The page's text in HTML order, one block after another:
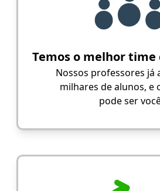
Temos o melhor time
Nossos professores já
milhares de alunos, e
pode ser